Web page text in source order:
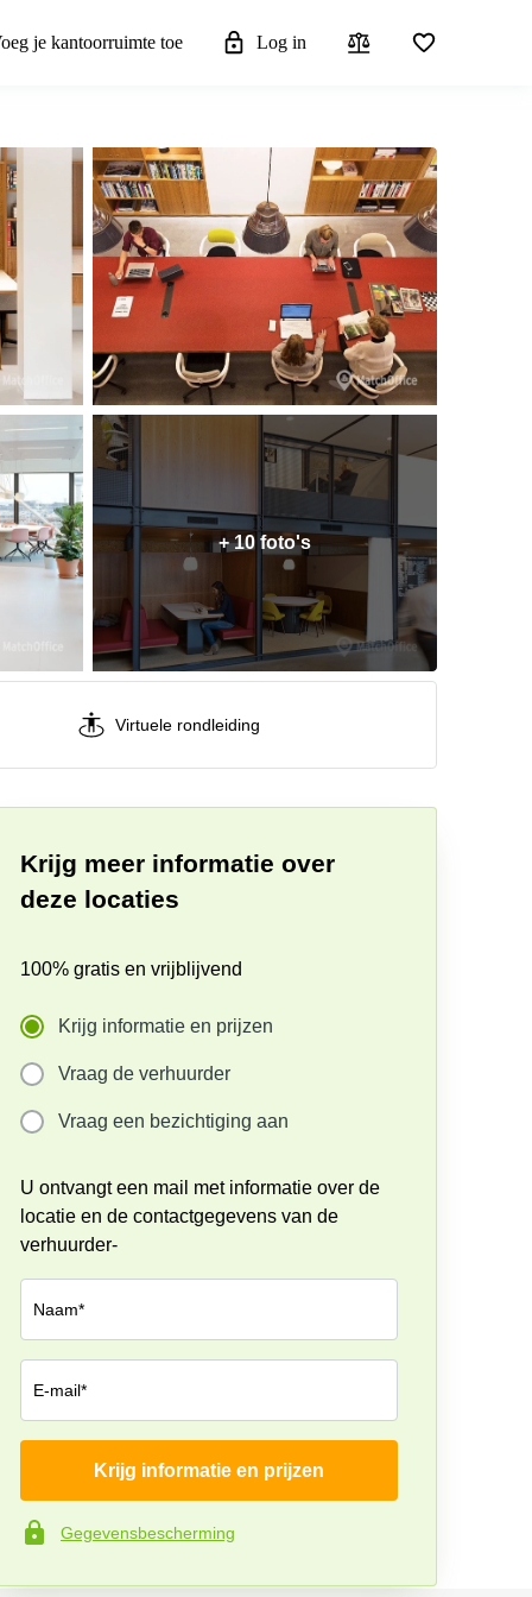
je kantoorruimte toe Log in
+ 10 foto's
Virtuele rondleiding
Krijg meer informatie over
deze locaties
100% gratis en vrijblijvend
Krijg informatie en prijzen
Vraag de verhuurder
Vraag een bezichtiging aan
U ontvangt een mail met informatie over de
locatie en de contactgegevens van de
verhuurder-
Naam*
E-mail*
Telefoonnummer*
Krijg informatie en prijzen
Gegevensbescherming